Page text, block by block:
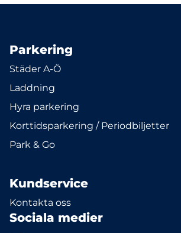
Parkering
Städer A-Ö
Laddning
Hyra parkering
Korttidsparkering / Periodbiljetter
Park & Go
Kundservice
Kontakta oss
Sociala medier